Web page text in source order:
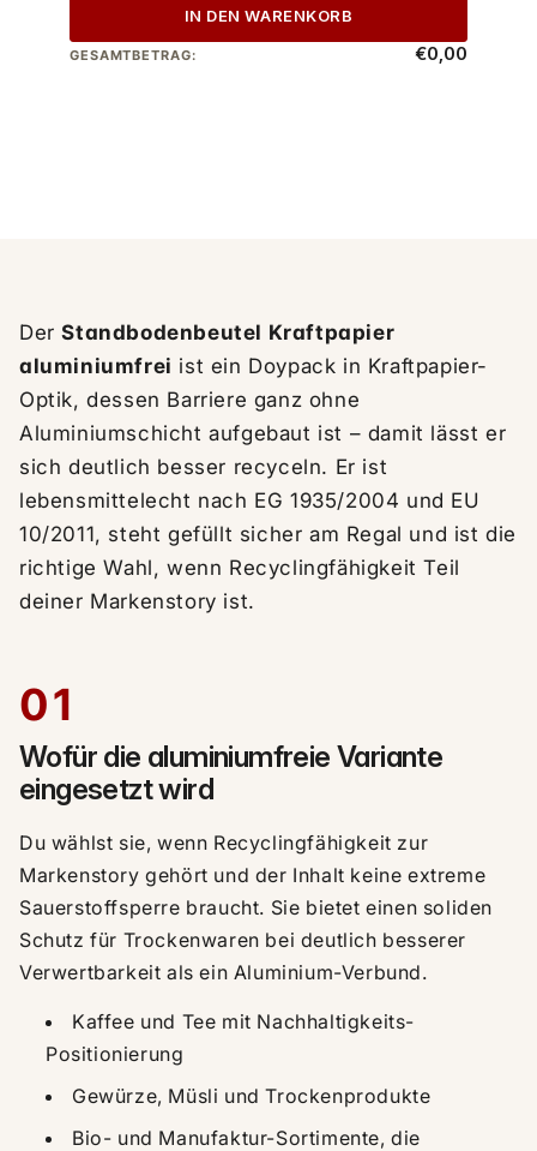
GESAMTBETRAG: €0,00
IN DEN WARENKORB
DerStandbodenbeutel Kraftpapier
aluminiumfrei ist ein Doypack in Kraftpapier-
Optik, dessen Barriere ganz ohne
Aluminiumschicht aufgebaut ist – damit lässt er
sich deutlich besser recyceln. Er ist
lebensmittelecht nach EG 1935/2004 und EU
10/2011, steht gefüllt sicher am Regal und ist die
richtige Wahl, wenn Recyclingfähigkeit Teil
deiner Markenstory ist.
01
Wofür die aluminiumfreie Variante
eingesetzt wird
Du wählst sie, wenn Recyclingfähigkeit zur
Markenstory gehört und der Inhalt keine extreme
Sauerstoffsperre braucht. Sie bietet einen soliden
Schutz für Trockenwaren bei deutlich besserer
Verwertbarkeit als ein Aluminium-Verbund.
Kaffee und Tee mit Nachhaltigkeits-
Positionierung
Gewürze, Müsli und Trockenprodukte
Bio- und Manufaktur-Sortimente, die